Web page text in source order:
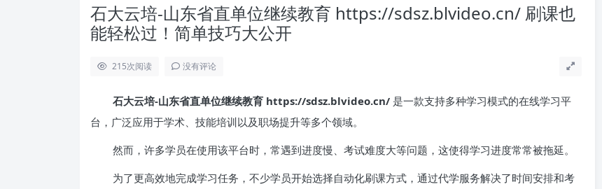
石大云培-山东省直单位继续教育 https://sdsz.blvideo.cn/ 刷课也
能轻松过！简单技巧大公开
215次阅读 没有评论
石大云培-山东省直单位继续教育 https://sdsz.blvideo.cn/ 是一款支持多种学习模式的在线学习平
台，广泛应用于学术、技能培训以及职场提升等多个领域。
然而，许多学员在使用该平台时，常遇到进度慢、考试难度大等问题，这使得学习进度常常被拖延。
为了更高效地完成学习任务，不少学员开始选择自动化刷课方式，通过代学服务解决了时间安排和考